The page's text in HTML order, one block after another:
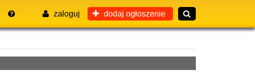
zaloguj dodaj ogłoszenie